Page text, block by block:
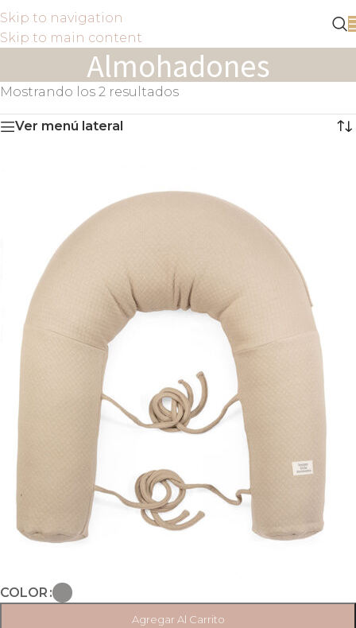
Skip to navigation
Skip to main content
Almohadones
Mostrando los 2 resultados
Ver menú lateral
COLOR
Agregar Al Carrito